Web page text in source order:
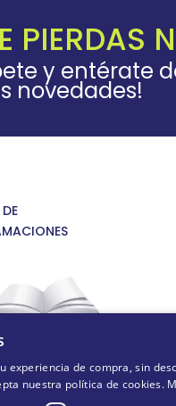
PIERDAS
y entérate
novedades!
experiencia de compra, sin
nuestra política de cookies.